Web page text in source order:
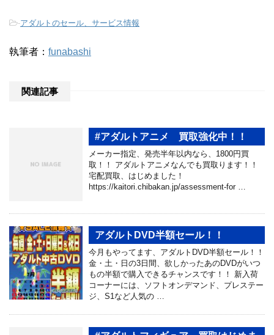
-アダルトのセール、サービス情報
執筆者： funabashi
関連記事
#アダルトアニメ 買取強化中！！
メーカー指定、発売半年以内なら、1800円買
取！！ アダルトアニメなんでも買取ります！！
宅配買取、はじめました！
https://kaitori.chibakan.jp/assessment-for …
アダルトDVD半額セール！！
今月もやってます、アダルトDVD半額セール！！
金・土・日の3日間、欲しかったあのDVDがいつ
もの半額で購入できるチャンスです！！ 新入荷
コーナーには、ソフトオンデマンド、プレステー
ジ、S1など人気の …